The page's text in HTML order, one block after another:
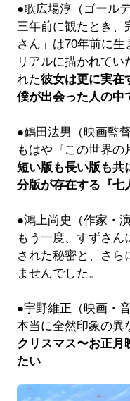
●歌広場淳（ゴール
三年前に観たとき、
さん」は70年前に
リアルに描かれてい
れた彼女は更に実在
僕が出会った人の中
●鶴田法男（映画監督
もはや『この世界の
短い版も長い版も共
分版が存在する『七
●鴻上尚史（作家・演
もう一度、すずさ
された秘密と、さら
ませんでした。
●宇野維正（映画・
本当に全然印象の異
クリスマス〜お正月
たい